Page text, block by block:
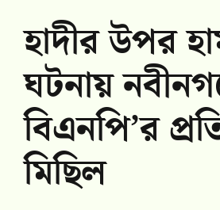
হাদীর উপর
ঘটনায়
বিএনপি’র
মিছিল